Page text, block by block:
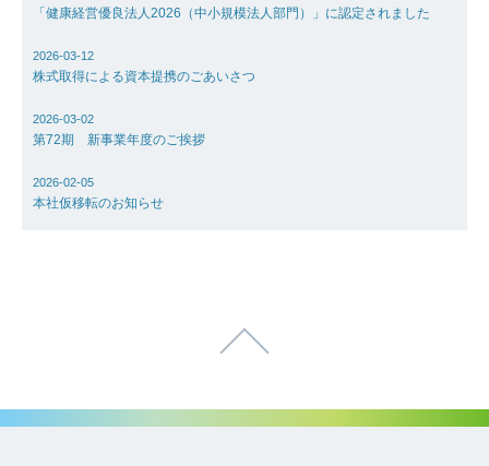
「健康経営優良法人2026（中小規模法人部門）」に認定されました
2026-03-12
株式取得による資本提携のごあいさつ
2026-03-02
第72期 新事業年度のご挨拶
2026-02-05
本社仮移転のお知らせ
ページトップへ